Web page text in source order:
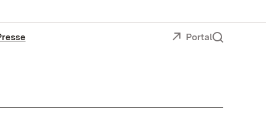
Portal